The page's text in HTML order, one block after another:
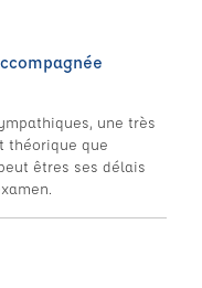
une très
théorique que
êtres ses délais